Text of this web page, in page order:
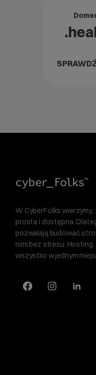
W CyberFolks
prosta i dostępna.
pozwalają budować
nimi bez stresu.
wszystko w jednym